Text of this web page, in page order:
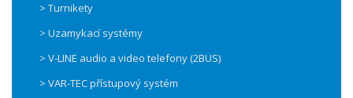
> Turnikety
> Uzamykací systémy
> V-LINE audio a video telefony (2BUS)
> VAR-TEC přístupový systém